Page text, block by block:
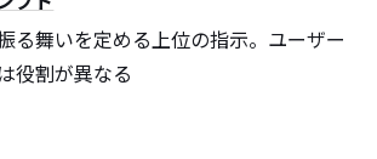
る舞いを定める上位の指示。ユーザー
役割が異なる